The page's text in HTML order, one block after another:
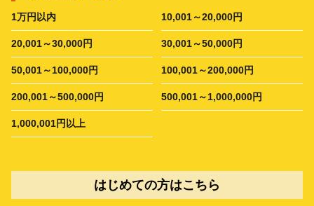
1万円以内 10,001～20,000円
20,001～30,000円 30,001～50,000円
50,001～100,000円 100,001～200,000円
200,001～500,000円 500,001～1,000,000円
1,000,001円以上
はじめての方はこちら